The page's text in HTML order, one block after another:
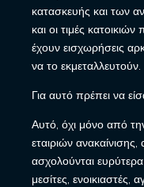
κατασκευής και των
και οι τιμές
έχουν εισχωρήσεις
να το εκμεταλλευτούν.
Για αυτό πρέπει να
Αυτό, όχι μόνο από
εταιριών
ασχολούνται ευρύτερα
μεσίτες, ενοικιαστές,